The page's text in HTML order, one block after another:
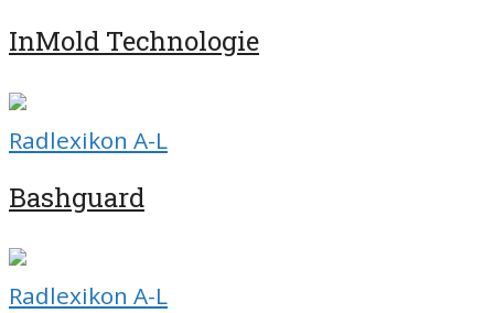
InMold Technologie
Radlexikon A-L
Bashguard
Radlexikon A-L